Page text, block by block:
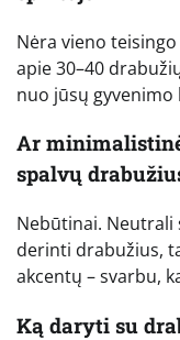
Nėra vieno
apie 30–40
nuo jūsų
Ar
spalvų
Nebūtinai. Neutrali
derinti drabužius,
akcentų – svarbu,
Ką daryti su